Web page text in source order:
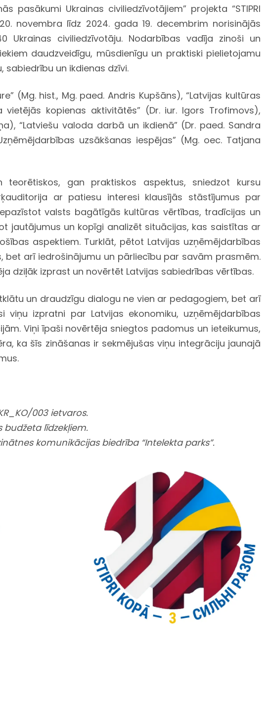
pasākumi Ukrainas civiliedzīvotājiem” projekta “STIPRI
novembra līdz 2024. gada 19. decembrim norisinājās
Ukrainas civiliedzīvotāju. Nodarbības vadīja zinoši un
daudzveidīgu, mūsdienīgu un praktiski pielietojamu
un ikdienas dzīvi.
(Mg. hist., Mg. paed. Andris Kupšāns), “Latvijas kultūras
kopienas aktivitātēs” (Dr. iur. Igors Trofimovs),
“Latviešu valoda darbā un ikdienā” (Dr. paed. Sandra
uzsākšanas iespējas” (Mg. oec. Tatjana
gan praktiskos aspektus, sniedzot kursu
ar patiesu interesi klausījās stāstījumus par
valsts bagātīgās kultūras vērtības, tradīcijas un
jautājumus un kopīgi analizēt situācijas, kas saistītas ar
aspektiem. Turklāt, pētot Latvijas uzņēmējdarbības
arī iedrošinājumu un pārliecību par savām prasmēm.
dziļāk izprast un novērtēt Latvijas sabiedrības vērtības.
un draudzīgu dialogu ne vien ar pedagogiem, bet arī
izpratni par Latvijas ekonomiku, uzņēmējdarbības
Viņi īpaši novērtēja sniegtos padomus un ieteikumus,
ka šīs zināšanas ir sekmējušas viņu integrāciju jaunajā
003 ietvaros.
līdzekļiem.
komunikācijas biedrība “Intelekta parks”.